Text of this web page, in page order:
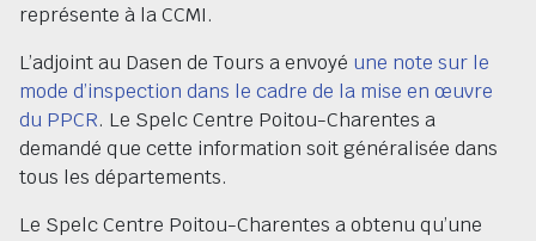
représente à la CCMI.
L’adjoint au Dasen de Tours a envoyé une note sur le
mode d’inspection dans le cadre de la mise en œuvre
du PPCR. Le Spelc Centre Poitou-Charentes a
demandé que cette information soit généralisée dans
tous les départements.
Le Spelc Centre Poitou-Charentes a obtenu qu’une